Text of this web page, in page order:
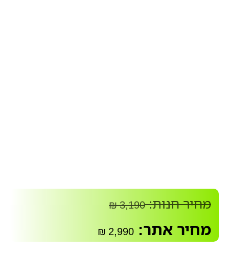
מחיר חנות:3,190
₪
מחיר אתר: 2,990
₪